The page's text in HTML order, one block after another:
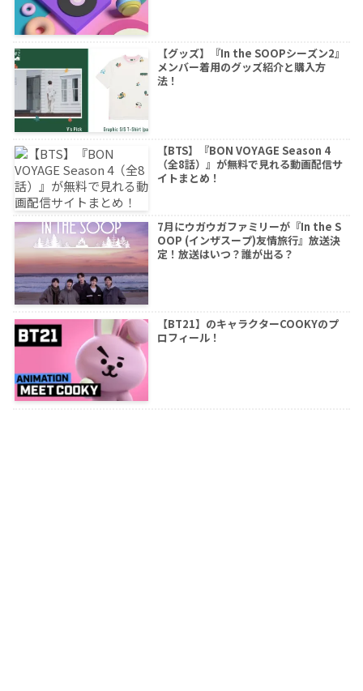
【グッズ】『In the SOOPシーズン2』
メンバー着用のグッズ紹介と購入方
法！
【BTS】『BON VOYAGE Season 4
（全8話）』が無料で見れる動画配信サ
イトまとめ！
7月にウガウガファミリーが『In the S
OOP (インザスープ)友情旅行』放送決
定！放送はいつ？誰が出る？
【BT21】のキャラクターCOOKYのプ
ロフィール！